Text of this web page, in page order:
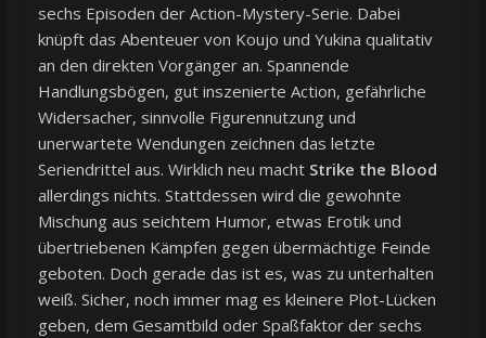
sechs Episoden der Action-Mystery-Serie. Dabei
knüpft das Abenteuer von Koujo und Yukina qualitativ
an den direkten Vorgänger an. Spannende
Handlungsbögen, gut inszenierte Action, gefährliche
Widersacher, sinnvolle Figurennutzung und
unerwartete Wendungen zeichnen das letzte
Seriendrittel aus. Wirklich neu macht Strike the Blood
allerdings nichts. Stattdessen wird die gewohnte
Mischung aus seichtem Humor, etwas Erotik und
übertriebenen Kämpfen gegen übermächtige Feinde
geboten. Doch gerade das ist es, was zu unterhalten
weiß. Sicher, noch immer mag es kleinere Plot-Lücken
geben, dem Gesamtbild oder Spaßfaktor der sechs